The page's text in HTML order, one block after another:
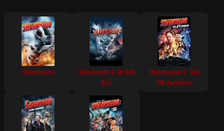
Sharknado
Sharknado 3 Oh Hell
No !
Sharknado 4 : The
4th Awakens